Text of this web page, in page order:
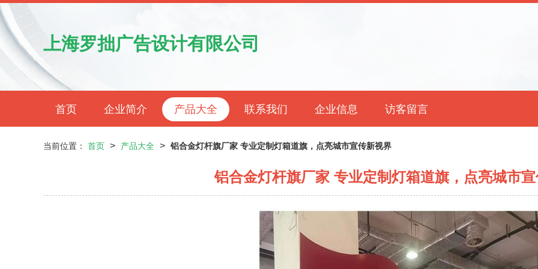
上海罗拙广告设计有限公司
首页 企业简介 产品大全 联系我们 企业信息 访客留言
当前位置： 首页 > 产品大全 > 铝合金灯杆旗厂家 专业定制灯箱道旗，点亮城市宣传新视界
铝合金灯杆旗厂家 专业定制灯箱道旗，点亮城市